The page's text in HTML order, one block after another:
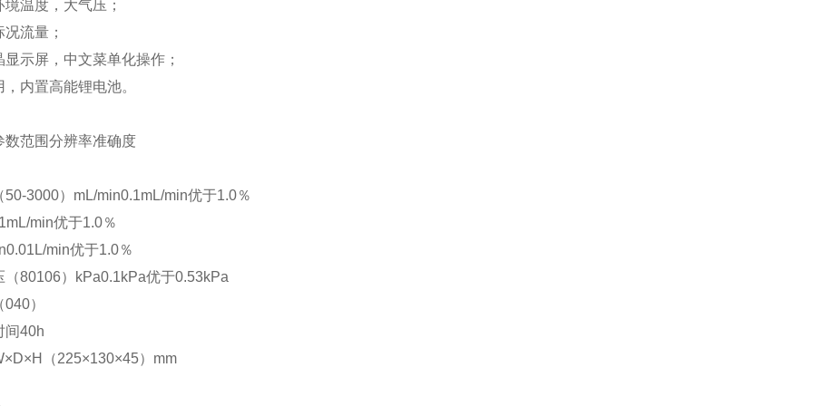
温度，大气压；
流量；
示屏，中文菜单化操作；
内置高能锂电池。
数范围分辨率准确度
50-3000） mL/min0.1mL/min优于1.0％
min优于1.0％
min优于1.0％
（80106） kPa0.1kPa优于0.53kPa
040）
间40h
（225×130×45） mm